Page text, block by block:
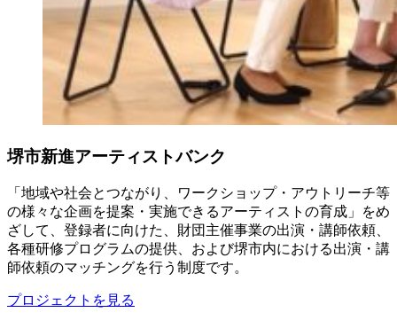
堺市新進アーティストバンク
「地域や社会とつながり、ワークショップ・アウトリーチ等
の様々な企画を提案・実施できるアーティストの育成」をめ
ざして、登録者に向けた、財団主催事業の出演・講師依頼、
各種研修プログラムの提供、および堺市内における出演・講
師依頼のマッチングを行う制度です。
プロジェクトを見る